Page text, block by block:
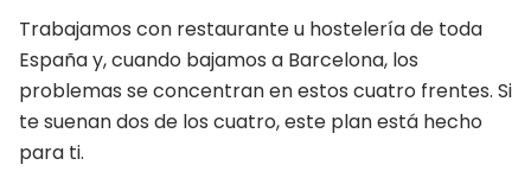
Trabajamos con restaurante u hosteleríade toda
España y, cuando bajamos a Barcelona, los
problemas se concentran en estos cuatro frentes. Si
te suenan dos de los cuatro, este plan está hecho
para ti.